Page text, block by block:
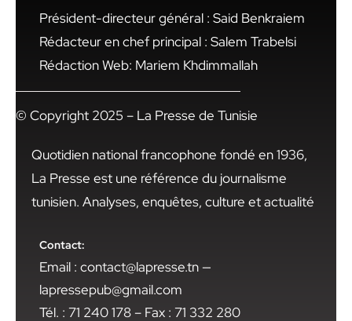
Président-directeur général : Said Benkraiem
Rédacteur en chef principal : Salem Trabelsi
Rédaction Web: Mariem Khdimmallah
© Copyright 2025 – La Presse de Tunisie
Quotidien national francophone fondé en 1936,
La Presse est une référence du journalisme
tunisien. Analyses, enquêtes, culture et actualité
Contact:
Email : contact@lapresse.tn —
lapressepub@gmail.com
Tél. : 71 240 178 – Fax : 71 332 280